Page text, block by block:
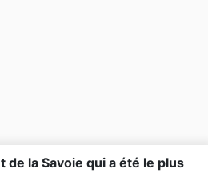
de la Savoie qui a été le plus